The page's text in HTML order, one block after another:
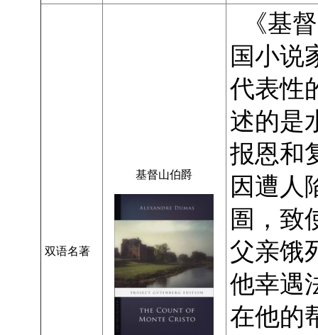
双语名著
基督山伯爵
《基
国小说
代表性
述的是
报恩和
因遭人
圄，致
父亲饿
他幸遇
在他的